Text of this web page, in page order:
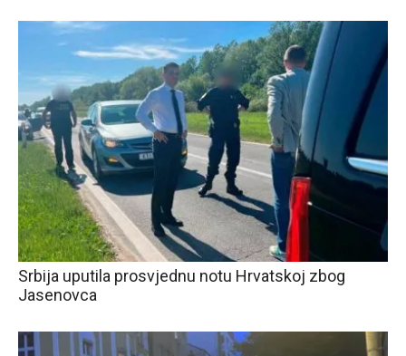
Srbija uputila prosvjednu notu Hrvatskoj zbog
Jasenovca